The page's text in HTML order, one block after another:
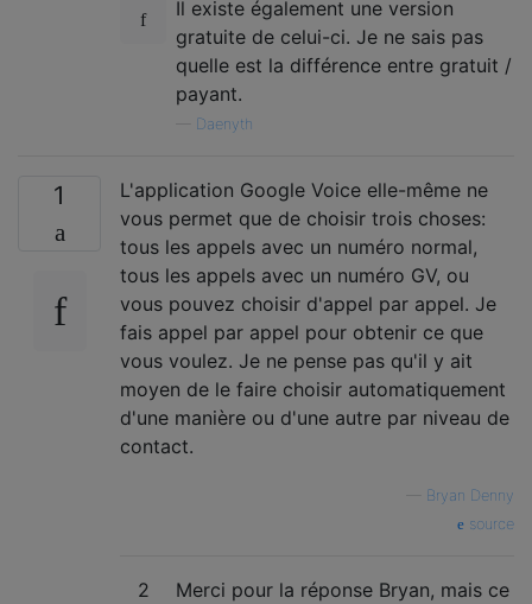
Il existe également une version
gratuite de celui-ci. Je ne sais pas
quelle est la différence entre gratuit /
payant.
Daenyth
1
L'application Google Voice elle-même ne
vous permet que de choisir trois choses:
tous les appels avec un numéro normal,
tous les appels avec un numéro GV, ou
vous pouvez choisir d'appel par appel. Je
fais appel par appel pour obtenir ce que
vous voulez. Je ne pense pas qu'il y ait
moyen de le faire choisir automatiquement
d'une manière ou d'une autre par niveau de
contact.
Bryan Denny
source
2
Merci pour la réponse Bryan, mais ce